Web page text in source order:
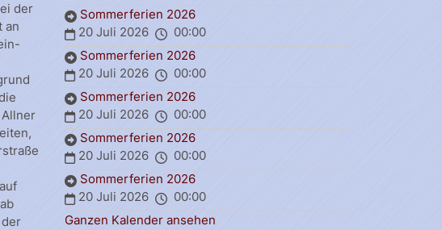
der
an
Sommerferien 2026
20 Juli 2026
00:00
Sommerferien 2026
20 Juli 2026
00:00
Sommerferien 2026
20 Juli 2026
00:00
Sommerferien 2026
20 Juli 2026
00:00
Sommerferien 2026
20 Juli 2026
00:00
Ganzen Kalender ansehen